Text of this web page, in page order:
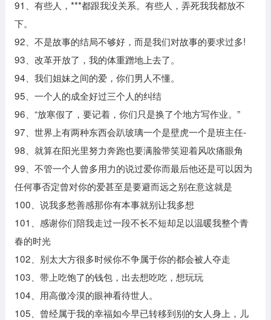
91、有些人，***都跟我没关系。有些人，弄死我我都放不
下。
92、不是故事的结局不够好，而是我们对故事的要求过多!
93、改革开放了，我的体重蹭地上去了。
94、我们姐妹之间的爱，你们男人不懂。
95、一个人的成全好过三个人的纠结
96、“放寒假了，要记着，你们只是换了个地方写作业。”
97、世界上有两种东西会趴玻璃一个是壁虎一个是班主任-
98、就算在阳光里努力奔跑也要满脸带笑迎着风吹痛眼角
99、不管一个人曾多用力的说过爱你而最后他还是可以因为
任何事否定曾对你的爱甚至是要避而远之别在意这就是
100、说我多愁善感那你有本事就别让我多想
101、感谢你们陪我走过一段不长不短却足以温暖我整个青
春的时光
102、别太大方很多时候你不争属于你的都会被人夺走
103、带上吃饱了的钱包，出去想吃吃，想玩玩
104、用高傲冷漠的眼神看待世人。
105、曾经属于我的幸福如今早已转移到别的女人身上，儿